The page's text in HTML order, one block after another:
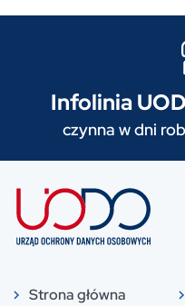
Infolinia
czynna w dni
Strona główna